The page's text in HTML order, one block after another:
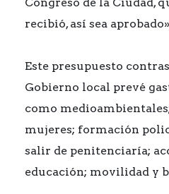
recibió, así sea
Este presupuesto
Gobierno local prevé
como
mujeres; formación
salir de penitenciaría;
educación; movilidad y